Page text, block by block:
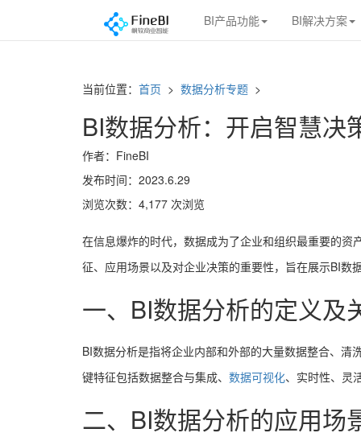
BI产品功能 BI解决方案
当前位置： 首页 > 数据分析专题 >
BI数据分析：开启智慧决
作者：FineBI
发布时间：2023.6.29
浏览次数：4,177 次浏览
在信息爆炸的时代，数据成为了企业和组织最重要的
征、应用场景以及对企业决策的重要性，旨在展示BI
一、BI数据分析的定义及
BI数据分析是指将企业内部和外部的大量数据整合、
键特征包括数据整合与集成、 数据可视化、实时性、灵
二、BI数据分析的应用场